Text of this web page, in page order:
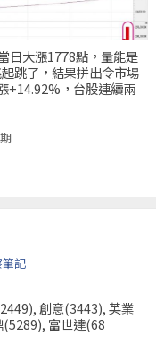
日大漲1778點，量能是
跳了，結果拼出令市場
+14.92%，台股連續兩
記
創意(3443), 英業
富世達(68